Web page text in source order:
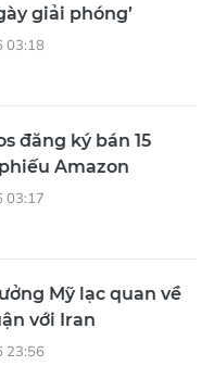
giải phóng’
03:18
đăng ký bán 15
Amazon
03:17
Mỹ lạc quan về
với Iran
23:56